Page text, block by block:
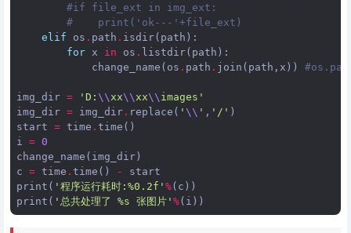
#if file_ext in img_ext:
#    print('ok---'+file_ext)
elif
os . path . isdir( path ):
for x in os . listdir( path ):
change_name ( os . path . join ( path , x ))
img_dir = 'D: \\ xx\\ xx\\ images'
img_dir = img_dir . replace ( ' \\ ' , '/' )
start = time . time ()
i
= 0
change_name ( img_dir)
c = time . time () -
start
print ( '程序运行耗时: %0.2f ' %( c ))
print ( '总共处理了 %s 张图片' %( i ))